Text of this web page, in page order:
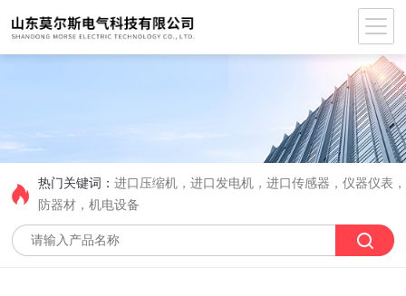
热门关键词：进口压缩机，进口发电机，进口传感器，仪器仪表
防器材，机电设备